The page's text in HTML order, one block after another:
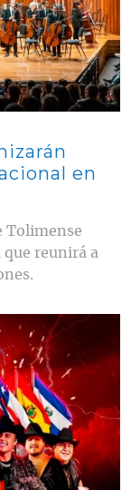
en
Tolimense
reunirá a